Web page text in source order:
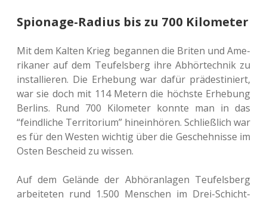
Spionage-Radius bis zu 700 Kilometer
Mit dem Kalten Krieg began­nen die Briten und Ame­
ri­ka­ner auf dem Teu­fels­berg ihre Abhör­tech­nik zu
instal­lie­ren. Die Erhe­bung war dafür prä­de­sti­niert,
war sie doch mit 114 Metern die höchs­te Erhe­bung
Ber­lins. Rund 700 Kilo­me­ter konnte man in das
“feind­li­che Ter­ri­to­ri­um” hin­ein­hö­ren. Schließ­lich war
es für den Westen wich­tig über die Gescheh­nis­se im
Osten Bescheid zu wissen.
Auf dem Gelän­de der Abhör­an­la­gen Teu­fels­berg
arbei­te­ten rund 1.500 Men­schen im Drei-Schicht-